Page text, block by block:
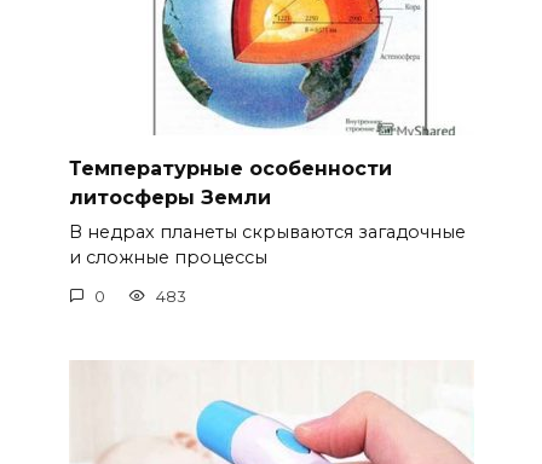
Температурные особенности
литосферы Земли
В недрах планеты скрываются загадочные
и сложные процессы
0 483